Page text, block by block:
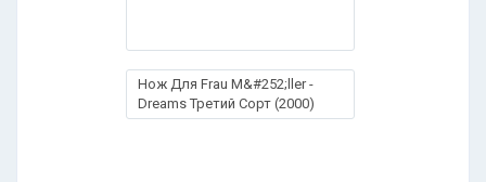
Нож Для Frau M&#252;ller -
Dreams Третий Сорт (2000)